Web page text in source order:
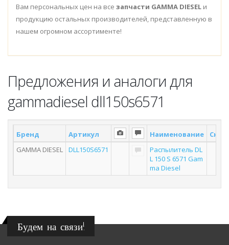
Вам персональных цен на все запчасти GAMMA DIESEL и
продукцию остальных производителей, представленную в
нашем огромном ассортименте!
Предложения и аналоги для
gammadiesel dll150s6571
Бренд Артикул Наименование
GAMMA DIESEL
DLL150S6571
Распылитель DL
L 150 S 6571 Gam
ma Diesel
Будем на связи!